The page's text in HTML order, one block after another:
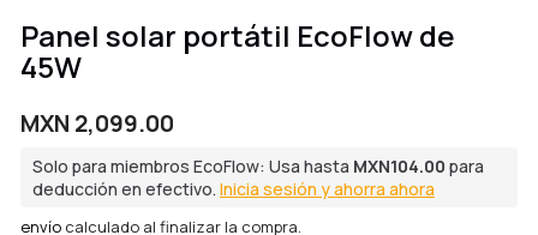
Panel solar portátil EcoFlow de
45W
Precio
regular
MXN 2,099.00
Solo para miembros EcoFlow: Usa hasta MXN104.00 para
deducción en efectivo. Inicia sesión y ahorra ahora
envío calculado al finalizar la compra.